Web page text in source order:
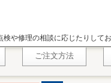
や修理の相談に応じたりして
ご注文方法